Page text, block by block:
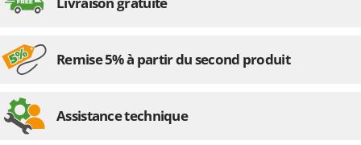
Shark
Simatech
Skil
Smartwood
Remise 5% à partir du second produit
Assistance technique